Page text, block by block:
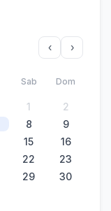
‹ ›
Sab Dom
1
2
8
9
15
16
22
23
29
30